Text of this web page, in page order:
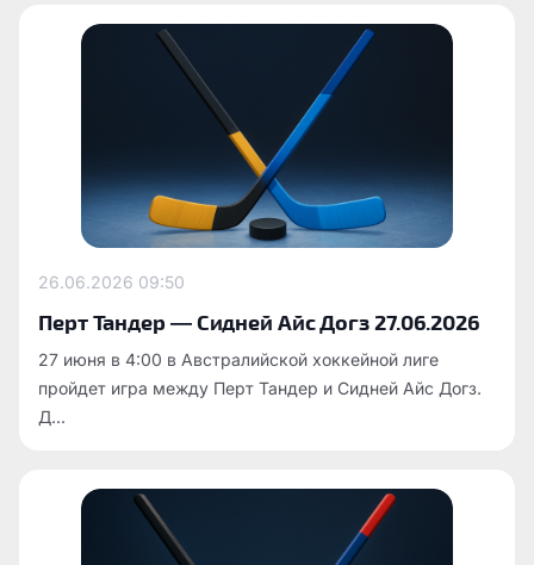
26.06.2026 09:50
Перт Тандер — Сидней Айс Догз 27.06.2026
27 июня в 4:00 в Австралийской хоккейной лиге
пройдет игра между Перт Тандер и Сидней Айс Догз.
Д...